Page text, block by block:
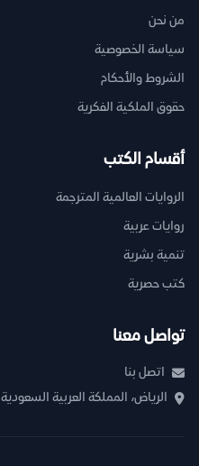
من نحن
سياسة الخصوصية
الشروط والأحكام
حقوق الملكية الفكرية
أقسام الكتب
الروايات العالمية المترجمة
روايات عربية
تنمية بشرية
كتب حصرية
تواصل معنا
اتصل بنا
الرياض، المملكة العربية السعودية